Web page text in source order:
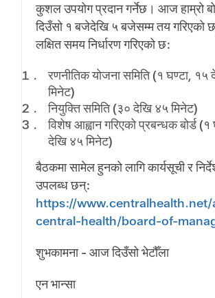
कुशल उपयोग प्रदान गर्नेछ। आज हाम्रो
दिउँसो १ बजेदेखि ५ बजेसम्म तय गरिएको
लक्षित समय निर्धारण गरिएको छ:
रणनीतिक योजना समिति (१ घण्टा, १५
मिनेट)
नियुक्ति समिति (३० देखि ४५ मिनेट)
विशेष आह्वान गरिएको प्रबन्धक बोर्ड (१
देखि ४५ मिनेट)
बैठकमा सामेल हुनको लागि कार्यसूची र
उपलब्ध छन्:
https://www.centralhealth.net/
central-health/board-of-
शुभकामना - आज दिउँसो भेटौँला
एन भान्सा